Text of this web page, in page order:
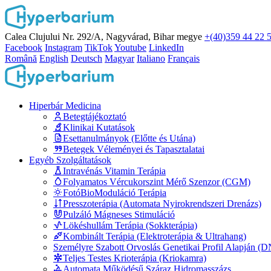
Calea Clujului Nr. 292/A, Nagyvárad, Bihar megye +(40)359 44 22
Facebook Instagram TikTokYoutube LinkedIn
Română English Deutsch Magyar Italiano Français
Hiperbár Medicina
Betegtájékoztató
Klinikai Kutatások
Esettanulmányok (Előtte és Utána)
Betegek Véleményei és Tapasztalatai
Egyéb Szolgáltatások
Intravénás Vitamin Terápia
Folyamatos Vércukorszint Mérő Szenzor (CGM)
FotóBioModuláció Terápia
Presszoterápia (Automata Nyirokrendszeri Drenázs)
Pulzáló Mágneses Stimuláció
Lökéshullám Terápia (Sokkterápia)
Kombinált Terápia (Elektroterápia & Ultrahang)
Személyre Szabott Orvoslás Genetikai Profil Alapján
Teljes Testes Krioterápia (Kriokamra)
Automata Működésű Száraz Hidromasszázs